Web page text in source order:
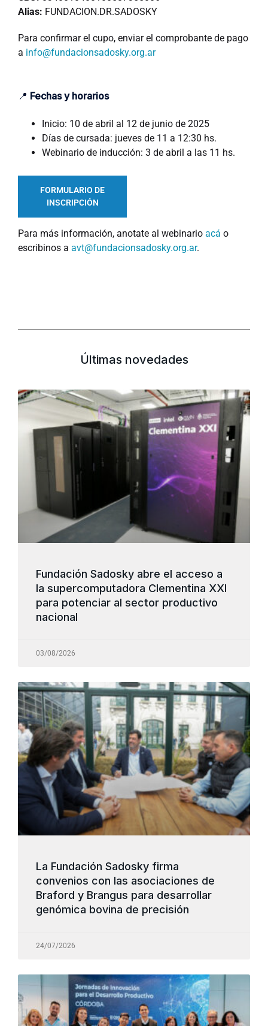
Alias: FUNDACION.DR.SADOSKY
Para confirmar el cupo, enviar el comprobante de pago
a info@fundacionsadosky.org.ar
📍 Fechas y horarios
Inicio: 10 de abril al 12 de junio de 2025
Días de cursada: jueves de 11 a 12:30 hs.
Webinario de inducción: 3 de abril a las 11 hs.
FORMULARIO DE
INSCRIPCIÓN
Para más información, anotate al webinario acá o
escribinos a avt@fundacionsadosky.org.ar.
Últimas novedades
Fundación Sadosky abre el acceso a
la supercomputadora Clementina XXI
para potenciar al sector productivo
nacional
03/08/2026
La Fundación Sadosky firma
convenios con las asociaciones de
Braford y Brangus para desarrollar
genómica bovina de precisión
24/07/2026